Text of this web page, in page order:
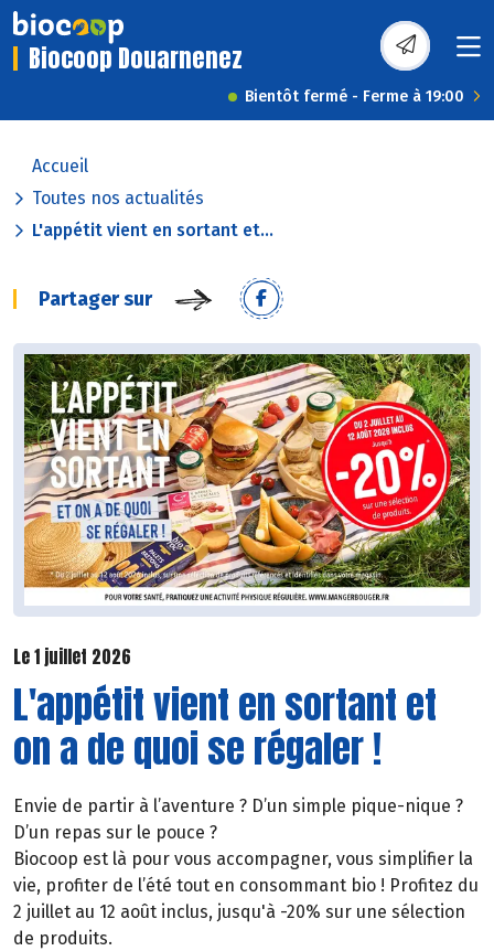
Biocoop Douarnenez
Bientôt fermé - Ferme à 19:00
Accueil
Toutes nos actualités
L'appétit vient en sortant et...
Partager sur
Le 1 juillet 2026
L'appétit vient en sortant et
on a de quoi se régaler !
Envie de partir à l’aventure ? D’un simple pique-nique ?
D’un repas sur le pouce ?
Biocoop est là pour vous accompagner, vous simplifier la
vie, profiter de l’été tout en consommant bio ! Profitez du
2 juillet au 12 août inclus, jusqu'à -20% sur une sélection
de produits.